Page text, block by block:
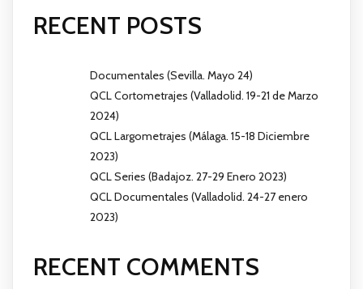
RECENT POSTS
Documentales (Sevilla. Mayo 24)
QCL Cortometrajes (Valladolid. 19-21 de Marzo
2024)
QCL Largometrajes (Málaga. 15-18 Diciembre
2023)
QCL Series (Badajoz. 27-29 Enero 2023)
QCL Documentales (Valladolid. 24-27 enero
2023)
RECENT COMMENTS